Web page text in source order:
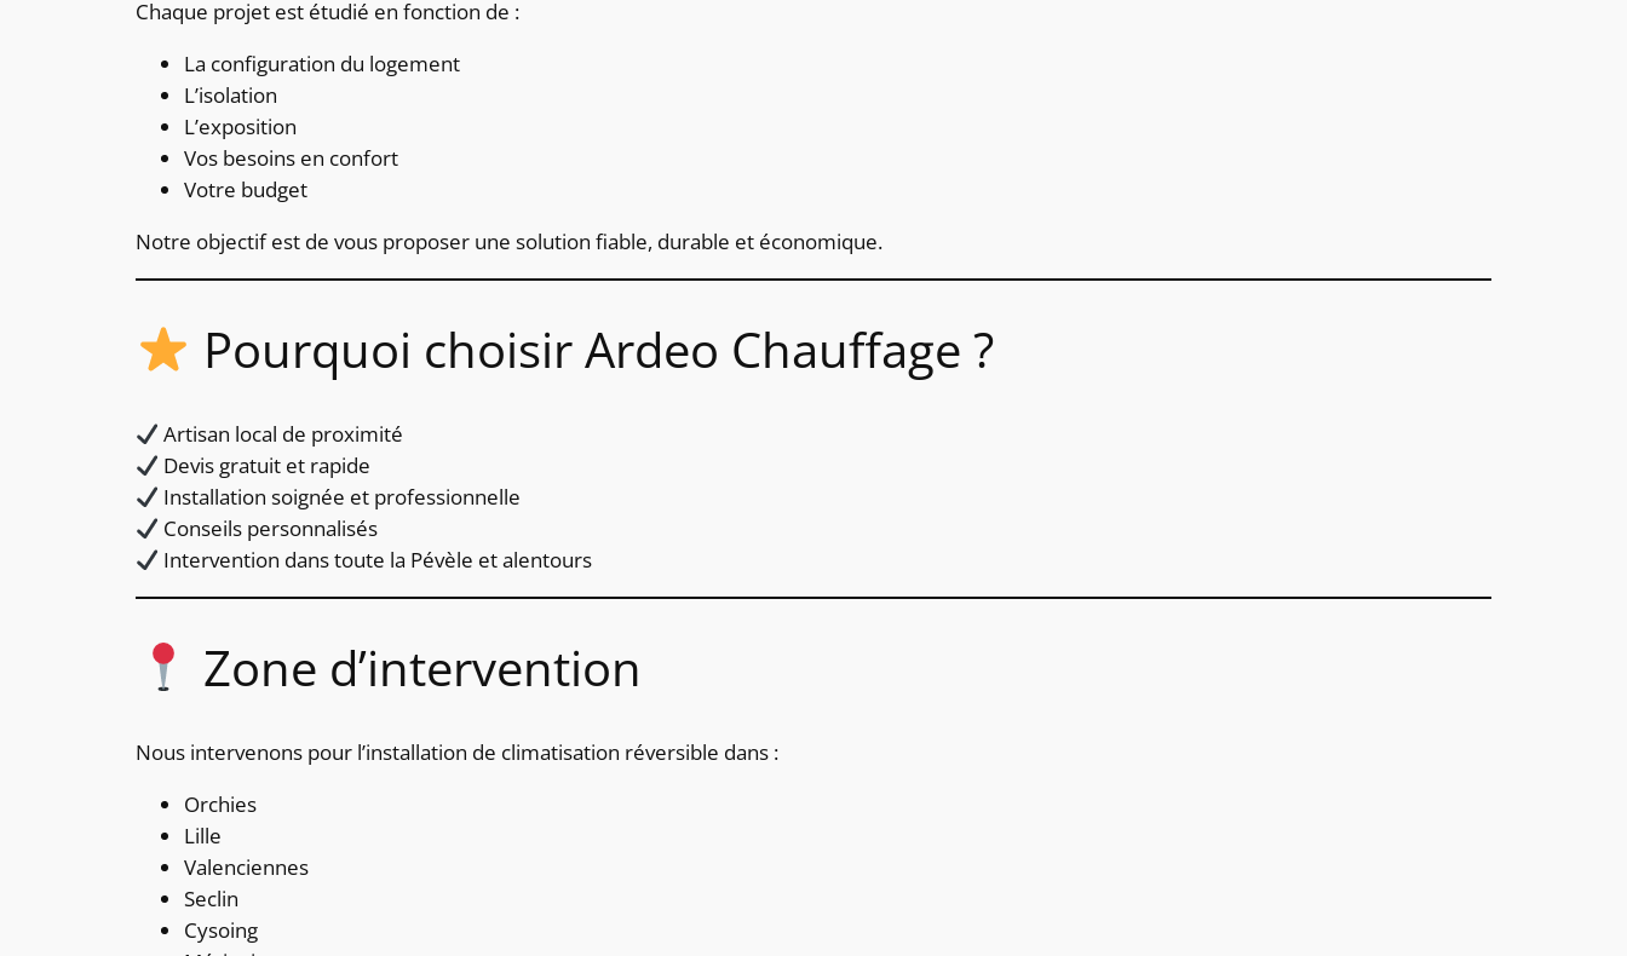
Chaque projet est étudié en fonction de :
La configuration du logement
L’isolation
L’exposition
Vos besoins en confort
Votre budget
Notre objectif est de vous proposer une solution fiable, durable et économique.
Pourquoi choisir Ardeo Chauffage ?
Artisan local de proximité
Devis gratuit et rapide
Installation soignée et professionnelle
Conseils personnalisés
Intervention dans toute la Pévèle et alentours
Zone d’intervention
Nous intervenons pour l’installation de climatisation réversible dans :
Orchies
Lille
Valenciennes
Seclin
Cysoing